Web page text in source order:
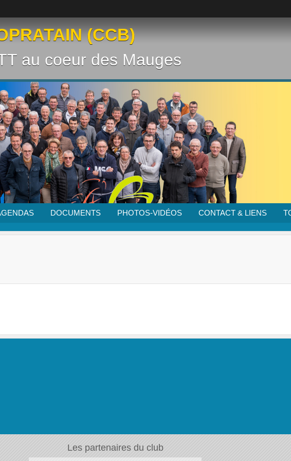
(CCB)
au coeur des Mauges
DOCUMENTS PHOTOS-VIDÉOS CONTACT & LIENS
Les partenaires du club